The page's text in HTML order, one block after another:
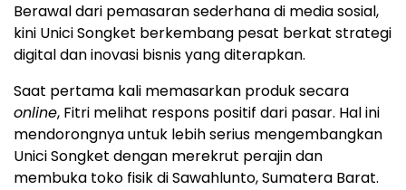
Berawal dari pemasaran sederhana di media sosial,
kini Unici Songket berkembang pesat berkat strategi
digital dan inovasi bisnis yang diterapkan.
Saat pertama kali memasarkan produk secara
online, Fitri melihat respons positif dari pasar. Hal ini
mendorongnya untuk lebih serius mengembangkan
Unici Songket dengan merekrut perajin dan
membuka toko fisik di Sawahlunto, Sumatera Barat.